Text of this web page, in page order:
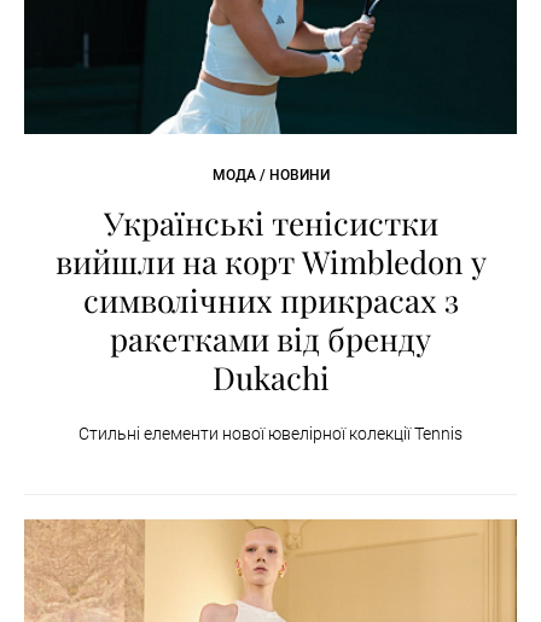
МОДА / НОВИНИ
Українські тенісистки
вийшли на корт Wimbledon у
символічних прикрасах з
ракетками від бренду
Dukachi
Стильні елементи нової ювелірної колекції Tennis